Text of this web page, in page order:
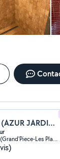
Salem Rebai (AZUR JARDIN SERVICE)
Mouans-Sartoux (Grand'Piece-Les Plaines)